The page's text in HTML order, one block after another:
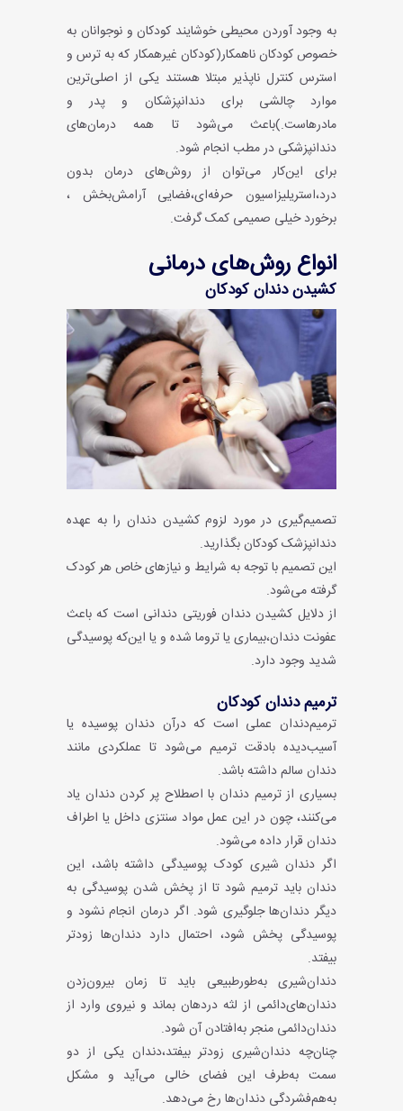
به وجود آوردن محیطی خوشایند کودکان و نوجوانان به
خصوص کودکان ناهمکار(کودکان غیرهمکار که به ترس و
استرس کنترل ناپذیر مبتلا هستند یکی از اصلی‌ترین
موارد چالشی برای دندانپزشکان و پدر و
مادرهاست.)باعث می‌شود تا همه درمان‌های
دندانپزشکی در مطب انجام شود.
برای این‌کار می‌توان از روش‌های درمان بدون
درد،استریلیزاسیون حرفه‌ای،فضایی آرامش‌بخش ،
برخورد خیلی صمیمی کمک گرفت.
انواع روش‌های درمانی
کشیدن‌ دندان کودکان
تصمیم‌گیری در مورد لزوم کشیدن دندان را به عهده
دندانپزشک کودکان بگذارید.
این تصمیم با توجه به شرایط و نیازهای خاص هر کودک
گرفته می‌شود.
از دلایل کشیدن دندان فوریتی دندانی است که باعث
عفونت دندان،بیماری یا تروما شده و یا این‌که پوسیدگی
شدید وجود دارد.
ترمیم‌ دندان کودکان
ترمیم‌دندان عملی است که درآن دندان پوسیده یا
آسیب‌دیده بادقت ترمیم می‌شود تا عملکردی مانند
دندان سالم داشته باشد.
بسیاری از ترمیم دندان با اصطلاح پر کردن دندان یاد
می‌کنند، چون در این عمل مواد سنتزی داخل یا اطراف
دندان قرار داده می‌شود.
اگر دندان شیری کودک پوسیدگی داشته باشد، این
دندان باید ترمیم شود تا از پخش شدن پوسیدگی به
دیگر دندان‌ها جلوگیری شود. اگر درمان انجام نشود و
پوسیدگی پخش شود، احتمال دارد دندان‌ها زودتر
بیفتد.
دندان‌شیری به‌طور‌طبیعی باید تا زمان بیرون‌زدن
دندان‌های‌دائمی از لثه دردهان بماند و نیروی وارد از
دندان‌دائمی منجر به‌افتادن آن شود.
چنان‌چه دندان‌شیری زودتر بیفتد،دندان یکی از دو
سمت به‌طرف این فضای خالی می‌آید و مشکل
به‌هم‌فشردگی دندان‌ها رخ می‌دهد.